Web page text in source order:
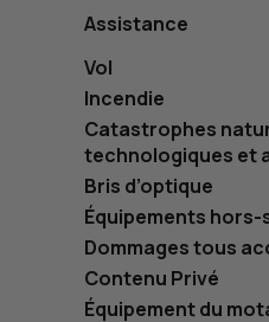
Assistance
Vol
Incendie
Catastrophes
technologiques et
Bris d’optique
Équipements hors-
Dommages tous
Contenu Privé
Équipement du